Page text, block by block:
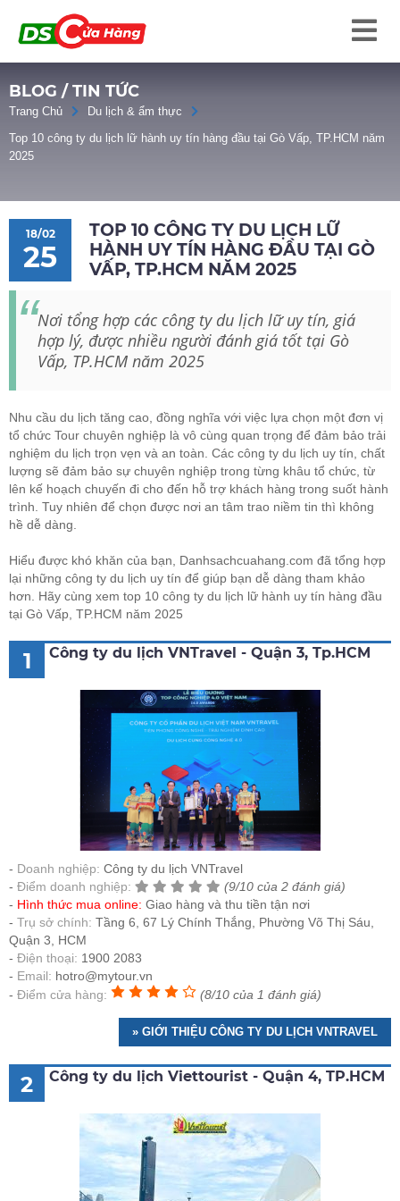
BLOG / TIN TỨC
Trang Chủ
Du lịch & ẩm thực
Top 10 công ty du lịch lữ hành uy tín hàng đầu tại Gò Vấp, TP.HCM năm
2025
18/02
25
TOP 10 CÔNG TY DU LỊCH LỮ
HÀNH UY TÍN HÀNG ĐẦU TẠI GÒ
VẤP, TP.HCM NĂM 2025
Nơi tổng hợp các công ty du lịch lữ uy tín, giá
hợp lý, được nhiều người đánh giá tốt tại Gò
Vấp, TP.HCM năm 2025
Nhu cầu du lịch tăng cao, đồng nghĩa với việc lựa chọn một đơn vị
tổ chức Tour chuyên nghiệp là vô cùng quan trọng để đảm bảo trải
nghiệm du lịch trọn vẹn và an toàn. Các công ty du lịch uy tín, chất
lượng sẽ đảm bảo sự chuyên nghiệp trong từng khâu tổ chức, từ
lên kế hoạch chuyến đi cho đến hỗ trợ khách hàng trong suốt hành
trình. Tuy nhiên để chọn được nơi an tâm trao niềm tin thì không
hề dễ dàng.
Hiểu được khó khăn của bạn, Danhsachcuahang.com đã tổng hợp
lại những công ty du lịch uy tín để giúp bạn dễ dàng tham khảo
hơn. Hãy cùng xem top 10 công ty du lịch lữ hành uy tín hàng đầu
tại Gò Vấp, TP.HCM năm 2025
1 Công ty du lịch VNTravel - Quận 3, Tp.HCM
Doanh nghiệp: Công ty du lịch VNTravel
Điểm doanh nghiệp:
(9/10 của 2 đánh giá)
Hình thức mua online: Giao hàng và thu tiền tận nơi
Trụ sở chính: Tầng 6, 67 Lý Chính Thắng, Phường Võ Thị Sáu,
Quận 3, HCM
Điện thoại: 1900 2083
Email: hotro@mytour.vn
Điểm cửa hàng:
(8/10 của 1 đánh giá)
» GIỚI THIỆU CÔNG TY DU LỊCH VNTRAVEL
2 Công ty du lịch Viettourist - Quận 4, TP.HCM